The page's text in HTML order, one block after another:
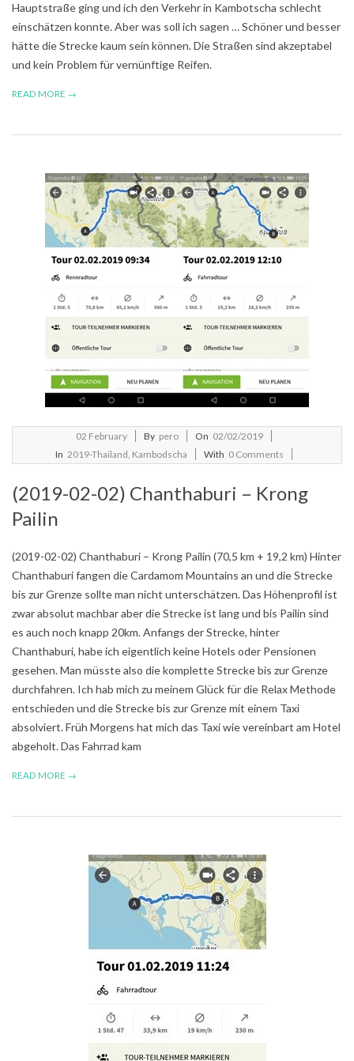
Hauptstraße ging und ich den Verkehr in Kambotscha schlecht
einschätzen konnte. Aber was soll ich sagen … Schöner und besser
hätte die Strecke kaum sein können. Die Straßen sind akzeptabel
und kein Problem für vernünftige Reifen.
READ MORE →
02 February By pero On 02/02/2019
In 2019-Thailand, Kambodscha With 0 Comments
(2019-02-02) Chanthaburi – Krong
Pailin
(2019-02-02) Chanthaburi – Krong Pailin (70,5 km + 19,2 km) Hinter
Chanthaburi fangen die Cardamom Mountains an und die Strecke
bis zur Grenze sollte man nicht unterschätzen. Das Höhenprofil ist
zwar absolut machbar aber die Strecke ist lang und bis Pailin sind
es auch noch knapp 20km. Anfangs der Strecke, hinter
Chanthaburi, habe ich eigentlich keine Hotels oder Pensionen
gesehen. Man müsste also die komplette Strecke bis zur Grenze
durchfahren. Ich hab mich zu meinem Glück für die Relax Methode
entschieden und die Strecke bis zur Grenze mit einem Taxi
absolviert. Früh Morgens hat mich das Taxi wie vereinbart am Hotel
abgeholt. Das Fahrrad kam
READ MORE →